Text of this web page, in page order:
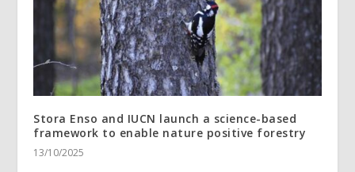
Stora Enso and IUCN launch a science-based
framework to enable nature positive forestry
13/10/2025